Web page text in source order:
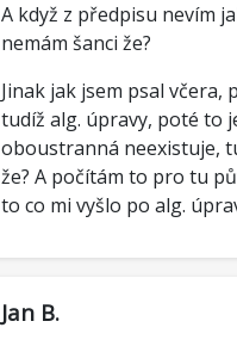
A když z předpisu nevím
nemám šanci že?
Jinak jak jsem psal včera,
tudíž alg. úpravy, poté to
oboustranná neexistuje,
že? A počítám to pro tu
to co mi vyšlo po alg.
Jan B.